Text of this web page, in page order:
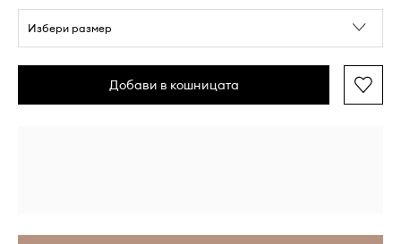
Избери размер
Добави в кошницата